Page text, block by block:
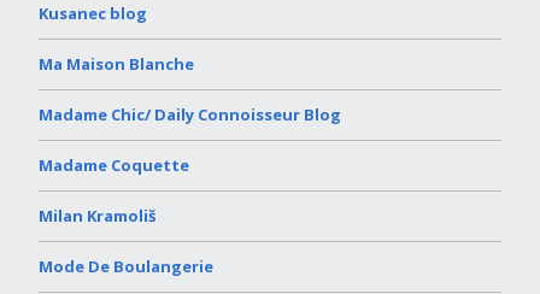
Kusanec blog
Ma Maison Blanche
Madame Chic/ Daily Connoisseur Blog
Madame Coquette
Milan Kramoliš
Mode De Boulangerie